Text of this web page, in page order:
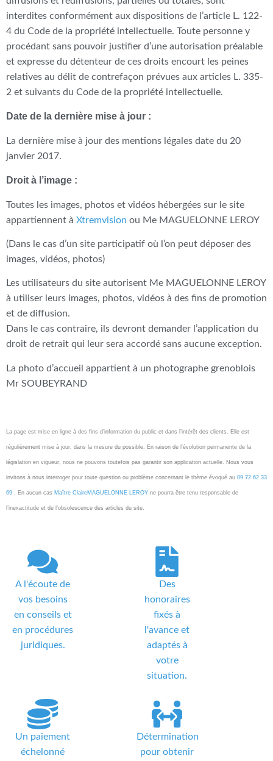
interdites conformément aux dispositions de l’article L. 122-
4 du Code de la propriété intellectuelle. Toute personne y
procédant sans pouvoir justifier d’une autorisation préalable
et expresse du détenteur de ces droits encourt les peines
relatives au délit de contrefaçon prévues aux articles L. 335-
2 et suivants du Code de la propriété intellectuelle.
Date de la dernière mise à jour :
La dernière mise à jour des mentions légales date du 20
janvier 2017.
Droit à l’image :
Toutes les images, photos et vidéos hébergées sur le site
appartiennent à Xtremvision ou Me MAGUELONNE LEROY
(Dans le cas d’un site participatif où l’on peut déposer des
images, vidéos, photos)
Les utilisateurs du site autorisent Me MAGUELONNE LEROY
à utiliser leurs images, photos, vidéos à des fins de promotion
et de diffusion.
Dans le cas contraire, ils devront demander l’application du
droit de retrait qui leur sera accordé sans aucune exception.
La photo d’accueil appartient à un photographe grenoblois
Mr SOUBEYRAND
La page est mise en ligne à des fins d’information du public et dans l’intérêt des clients. Elle est
régulièrement mise à jour, dans la mesure du possible. En raison de l’évolution permanente de la
législation en vigueur, nous ne pouvons toutefois pas garantir son application actuelle. Nous vous
invitons à nous interroger pour toute question ou problème concernant le thème évoqué au 09 72 62 33
69 . En aucun cas Maître ClaireMAGUELONNE LEROY ne pourra être tenu responsable de
l’inexactitude et de l’obsolescence des articles du site.
A l'écoute de
vos besoins
en conseils et
en procédures
juridiques.
Des
honoraires
fixés à
l'avance et
adaptés à
votre
situation.
Un paiement
échelonné
Détermination
pour obtenir